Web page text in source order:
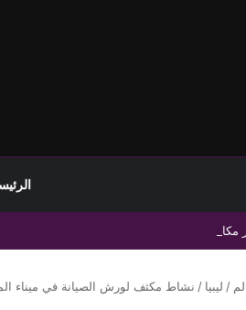
الهجرة غير الشرعية يضبط 15 مهاجرًا غير شرعي على سواحل الحمامة والحنية
/ ليبيا / نشاط مكثف لورش الصيانة في ميناء